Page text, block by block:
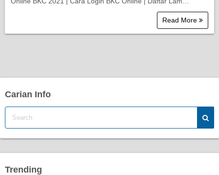
Read More
Carian Info
Trending